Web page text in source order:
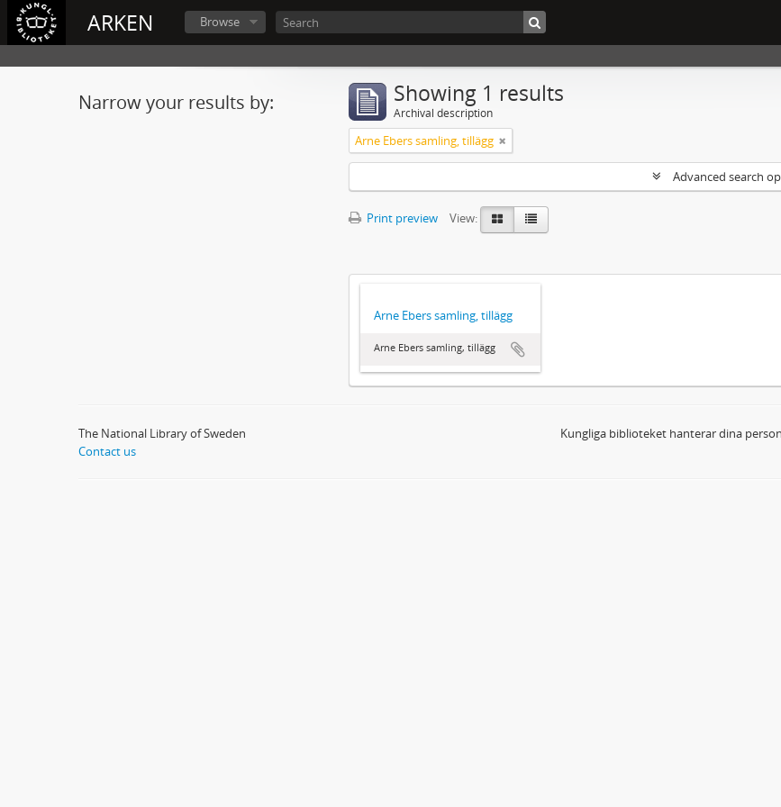
ARKEN Browse
Narrow your results by: Showing 1 results
Archival description
Arne Ebers samling, tillägg
Advanced search
Print preview
View:
Arne Ebers samling, tillägg
Arne Ebers samling, tillägg
The National Library of Sweden
Contact us
Kungliga biblioteket hanterar dina